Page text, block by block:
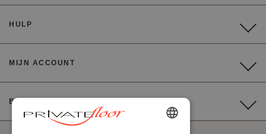
HULP
MIJN ACCOUNT
BETALING